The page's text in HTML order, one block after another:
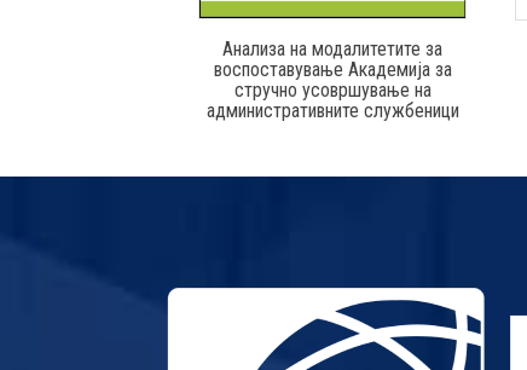
Анализа на модалитетите за
воспоставување Академија за
стручно усовршување на
административните службеници